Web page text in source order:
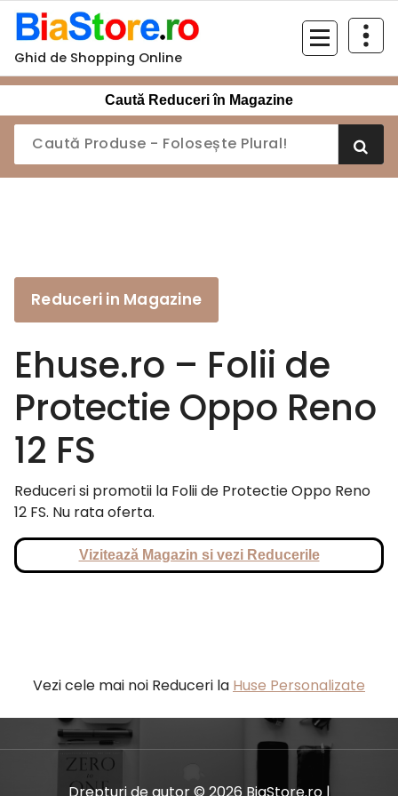
Sari
conținut
Ghid de Shopping Online
Caută Reduceri în Magazine
Reduceri in Magazine
Ehuse.ro – Folii de
Protectie Oppo Reno
12 FS
Reduceri si promotii la Folii de Protectie Oppo Reno
12 FS. Nu rata oferta.
Vizitează Magazin si vezi Reducerile
Vezi cele mai noi Reduceri la Huse Personalizate